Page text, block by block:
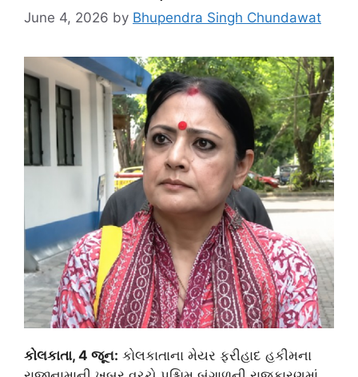
June 4, 2026 by Bhupendra Singh Chundawat
કોલકાતા, 4 જૂન: કોલકાતાના મેયર ફરીહાદ હકીમના